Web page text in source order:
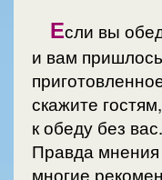
Если вы
и вам
скажите
к обеду без вас.
Правда мнения
многие